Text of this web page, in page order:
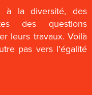
à la diversité, des
des questions
leurs travaux. Voilà
pas vers l’égalité